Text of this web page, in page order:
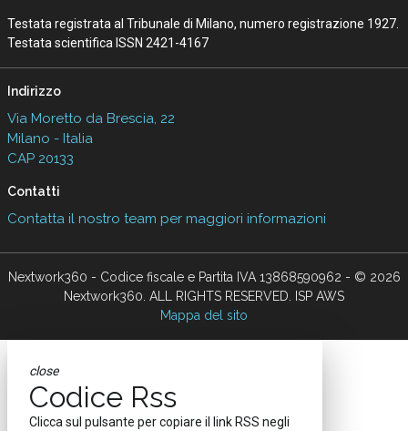
Testata registrata al Tribunale di Milano, numero registrazione 1927.
Testata scientifica ISSN 2421-4167
Indirizzo
Via Moretto da Brescia, 22
Milano - Italia
CAP 20133
Contatti
Contatta il nostro team per maggiori informazioni
Nextwork360 - Codice fiscale e Partita IVA 13868590962 - © 2026
Nextwork360. ALL RIGHTS RESERVED. ISP AWS
Mappa del sito
close
Codice Rss
Clicca sul pulsante per copiare il link RSS negli